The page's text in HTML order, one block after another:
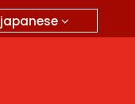
japanese